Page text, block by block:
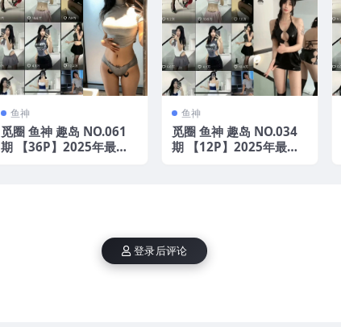
鱼神
觅圈 鱼神 趣岛 NO.061
期 【36P】2025年最新
鱼神
觅圈 鱼神 趣岛 NO.034
期 【12P】2025年最新
登录后评论